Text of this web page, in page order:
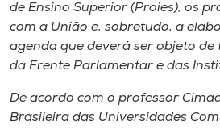
de Ensino Superior (Proies), os
com a União e, sobretudo, a
agenda que deverá ser objeto
da Frente Parlamentar e das
De acordo com o professor
Brasileira das Universidades